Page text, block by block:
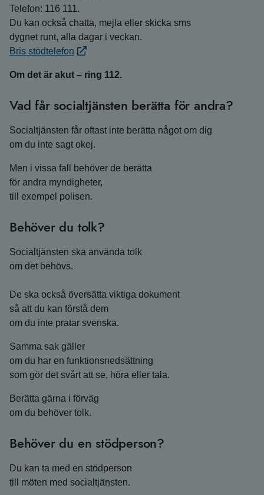
Telefon: 116 111.
Du kan också chatta, mejla eller skicka sms
dygnet runt, alla dagar i veckan.
Bris stödtelefon
Om det är akut – ring 112.
Vad får socialtjänsten berätta för andra?
Socialtjänsten får oftast inte berätta något om dig
om du inte sagt okej.
Men i vissa fall behöver de berätta
för andra myndigheter,
till exempel polisen.
Behöver du tolk?
Socialtjänsten ska använda tolk
om det behövs.
De ska också översätta viktiga dokument
så att du kan förstå dem
om du inte pratar svenska.
Samma sak gäller
om du har en funktionsnedsättning
som gör det svårt att se, höra eller tala.
Berätta gärna i förväg
om du behöver tolk.
Behöver du en stödperson?
Du kan ta med en stödperson
till möten med socialtjänsten.